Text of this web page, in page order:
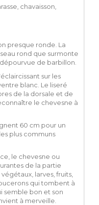
chavaisson,
presque ronde. La
rond que surmonte
de barbillon.
sur les
blanc. Le liseré
de la dorsale et de
le chevesne à
60 cm pour un
plus communs
le chevesne ou
de la partie
larves, fruits,
qui tombent à
semble bon et son
à merveille.